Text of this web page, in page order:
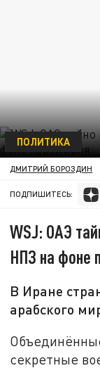
ПОЛИТИКА
ДМИТРИЙ БОРОЗДИН
ПОДПИШИТЕСЬ:
WSJ: ОАЭ
НПЗ на фоне
В Иране
арабского
секретные